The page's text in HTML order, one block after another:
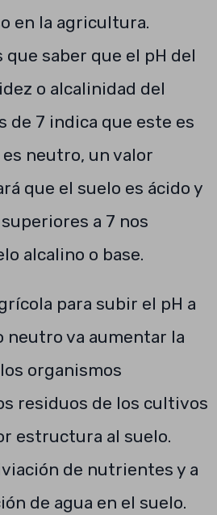
en la agricultura.
saber que el pH del
o alcalinidad del
de 7 indica que este es
neutro, un valor
que el suelo es ácido y
a 7 nos
alcalino o base.
para subir el pH a
neutro va aumentar la
organismos
residuos de los cultivos
estructura al suelo.
de nutrientes y a
de agua en el suelo.